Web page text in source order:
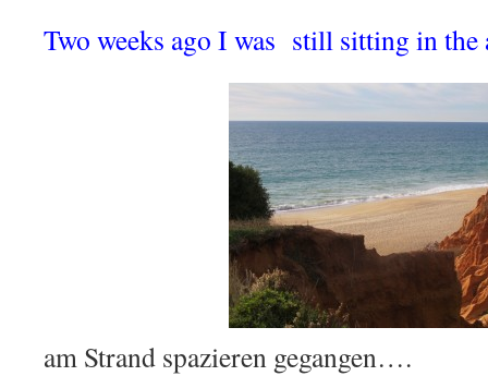
Two weeks ago I was still sitting in
am Strand spazieren gegangen….